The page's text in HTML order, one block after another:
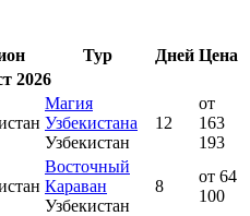
Тур Дней Цена
2026
Магия
Узбекистана
Узбекистан
12
от
163
193
Восточный
Караван
Узбекистан
8
от 64
100